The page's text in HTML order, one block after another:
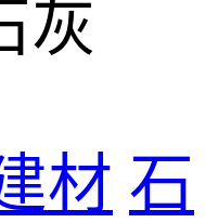
灰
材 石